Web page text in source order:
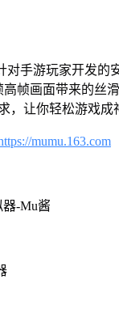
对手游玩家开发
帧画面带来的丝
，让你轻松游戏成
mumu.163.com
-Mu酱